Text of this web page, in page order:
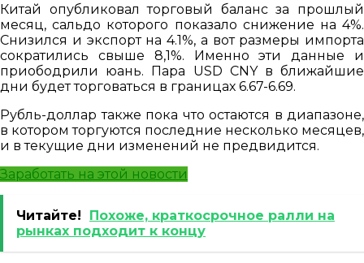
Китай опубликовал торговый баланс за прошлый
месяц, сальдо которого показало снижение на 4%.
Снизился и экспорт на 4.1%, а вот размеры импорта
сократились свыше 8,1%. Именно эти данные и
приободрили юань. Пара USD CNY в ближайшие
дни будет торговаться в границах 6.67-6.69.
Рубль-доллар также пока что остаются в диапазоне,
в котором торгуются последние несколько месяцев,
и в текущие дни изменений не предвидится.
Заработать на этой новости
Читайте!
Похоже, краткосрочное ралли на
рынках подходит к концу